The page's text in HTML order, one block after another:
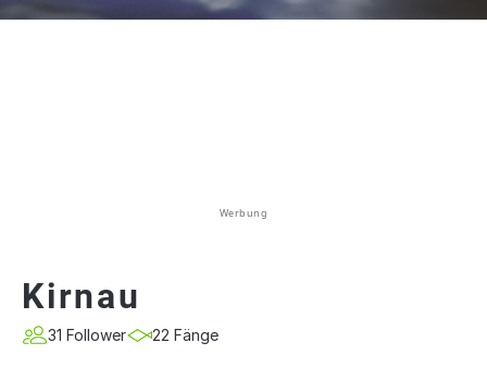
Werbung
Kirnau
31 Follower 22 Fänge